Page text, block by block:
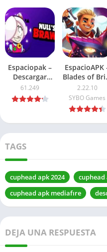
Espaciopak –
Descargar
Nulls Brawl
APK Ultima
Version 2026
61.249
EspacioAPK
Blades of
Mod APK
2026: Dinero
ilimitado
2.22.10
SYBO Games
TAGS
cuphead apk 2024
cuphead apk mediafıre
DEJA UNA RESPUESTA